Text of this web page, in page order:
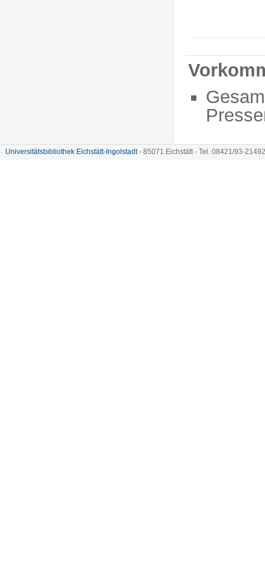
Universitätsbibliothek Eichstätt-Ingolstadt- 85071 Eichstätt - Tel. 08421/93-